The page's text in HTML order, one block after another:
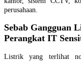
perusahaan.
Sebab Gangguan
Perangkat IT
Listrik yang terlihat